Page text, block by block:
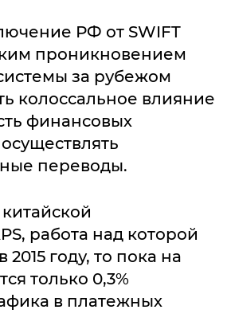
РФ от SWIFT
проникновением
за рубежом
колоссальное влияние
финансовых
переводы.
работа над которой
2015 году, то пока на
только 0,3%
в платежных